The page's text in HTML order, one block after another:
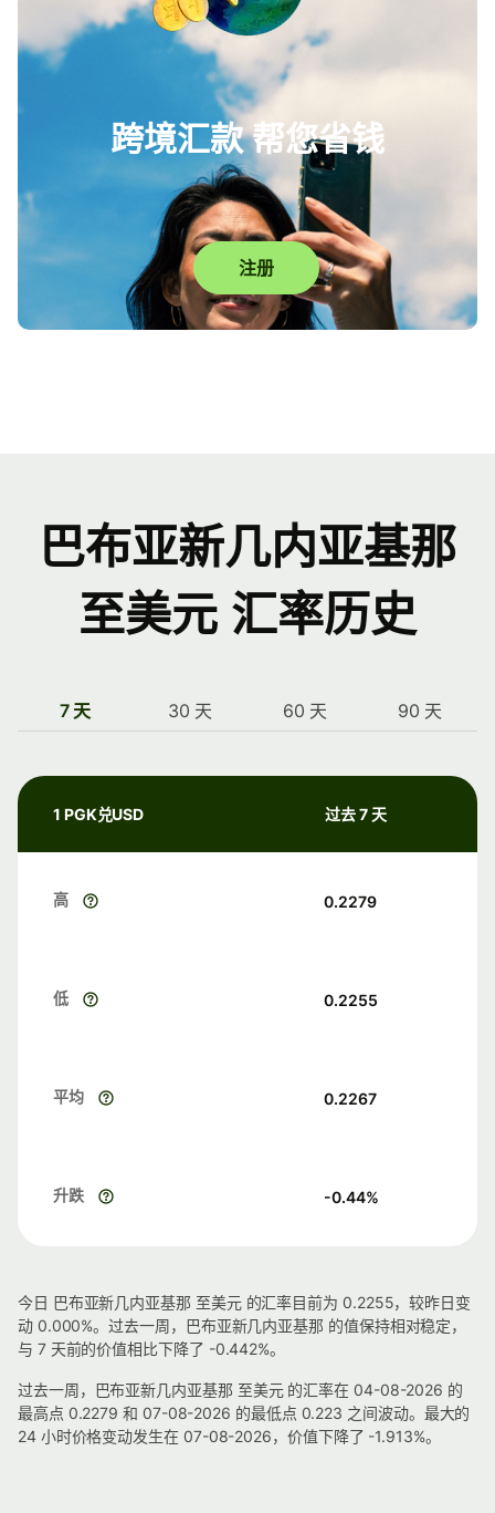
跨境汇款 帮您省钱
注册
巴布亚新几内亚基那
至美元 汇率历史
7 天 30 天 60 天 90 天
1 PGK兑USD 过去 7 天
高 0.2279
低 0.2255
平均 0.2267
升跌 -0.44%
今日 巴布亚新几内亚基那 至美元 的汇率目前为 0.2255，较昨日变
动 0.000%。过去一周，巴布亚新几内亚基那 的值保持相对稳定，
与 7 天前的价值相比下降了 -0.442%。
过去一周，巴布亚新几内亚基那 至美元 的汇率在 04-08-2026 的
最高点 0.2279 和 07-08-2026 的最低点 0.223 之间波动。最大的
24 小时价格变动发生在 07-08-2026，价值下降了 -1.913%。